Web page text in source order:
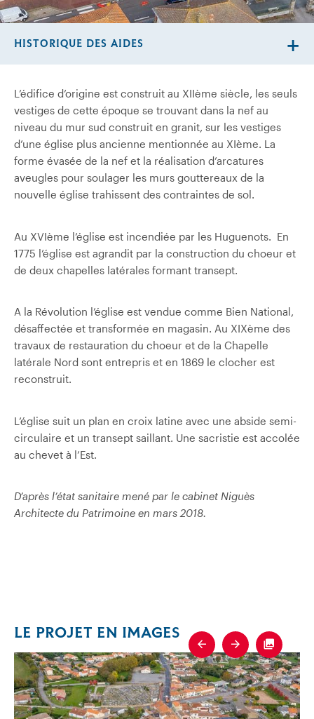
L’édifice d’origine est construit au XIIème siècle, les seuls
vestiges de cette époque se trouvant dans la nef au
niveau du mur sud construit en granit, sur les vestiges
d’une église plus ancienne mentionnée au XIème. La
forme évasée de la nef et la réalisation d’arcatures
aveugles pour soulager les murs gouttereaux de la
nouvelle église trahissent des contraintes de sol.
Au XVIème l’église est incendiée par les Huguenots. En
1775 l’église est agrandit par la construction du choeur et
de deux chapelles latérales formant transept.
A la Révolution l’église est vendue comme Bien National,
désaffectée et transformée en magasin. Au XIXème des
travaux de restauration du choeur et de la Chapelle
latérale Nord sont entrepris et en 1869 le clocher est
reconstruit.
L’église suit un plan en croix latine avec une abside semi-
circulaire et un transept saillant. Une sacristie est accolée
au chevet à l’Est.
D’après l’état sanitaire mené par le cabinet Niguès
Architecte du Patrimoine en mars 2018.
HISTORIQUE DES AIDES
LE PROJET EN IMAGES
Previous
Next